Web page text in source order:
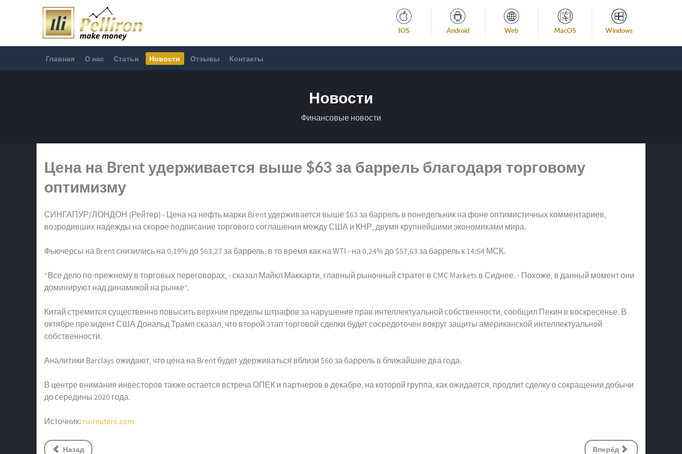
IOS Android Web MacOS Windows
Главная О нас Статьи Новости Отзывы Контакты
Новости
Финансовые новости
Цена на Brent удерживается выше $63 за баррель благодаря торговому
оптимизму
СИНГАПУР/ЛОНДОН (Рейтер) - Цена на нефть марки Brent удерживается выше $63 за баррель в понедельник на фоне оптимистичных комментариев,
возродивших надежды на скорое подписание торгового соглашения между США и КНР, двумя крупнейшими экономиками мира.
Фьючерсы на Brent снизились на 0,19% до $63,27 за баррель, в то время как на WTI - на 0,24% до $57,63 за баррель к 14:54 МСК.
“Все дело по-прежнему в торговых переговорах, - сказал Майкл Маккарти, главный рыночный стратег в CMC Markets в Сиднее. - Похоже, в данный момент они
доминируют над динамикой на рынке”.
Китай стремится существенно повысить верхние пределы штрафов за нарушение прав интеллектуальной собственности, сообщил Пекин в воскресенье. В
октябре президент США Дональд Трамп сказал, что второй этап торговой сделки будет сосредоточен вокруг защиты американской интеллектуальной
собственности.
Аналитики Barclays ожидают, что цена на Brent будет удерживаться вблизи $60 за баррель в ближайшие два года.
В центре внимания инвесторов также остается встреча ОПЕК и партнеров в декабре, на которой группа, как ожидается, продлит сделку о сокращении добычи
до середины 2020 года.
Источник: ru.reuters.com
Назад Вперёд